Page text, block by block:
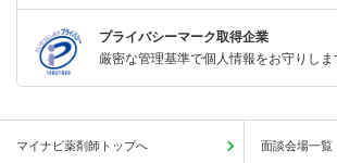
プライバシーマーク取得企業
厳密な管理基準で個人情報をお守りしま
マイナビ薬剤師トップへ 面談会場一覧